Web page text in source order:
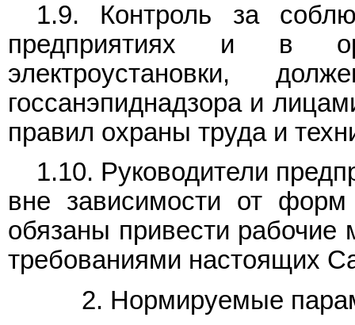
1.9. Контроль за
предприятиях и в
электроустановки,
госсанэпиднадзора и
правил охраны труда и
1.10. Руководители
вне зависимости от форм
обязаны привести рабочие
требованиями настоящих
2. Нормируемые